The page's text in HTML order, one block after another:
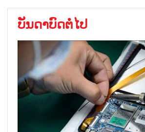
ບັນດາບົດຕໍ່ໄປ